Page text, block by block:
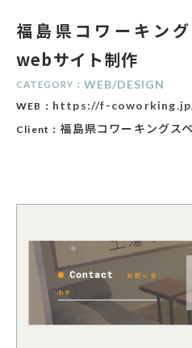
福島県コワーキン
webサイト制作
CATEGORY： WEB/DESIGN
WEB： https://f-
Client：福島県コワーキングス